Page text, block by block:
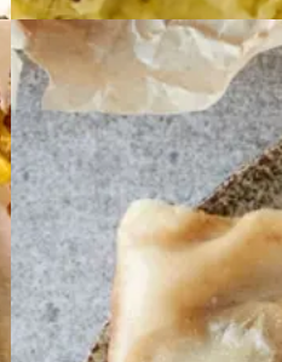
SamosasSamosas
medmed gulegule
ogog grønne
grønne
ærterærter ogog
kartoffel kartoffel